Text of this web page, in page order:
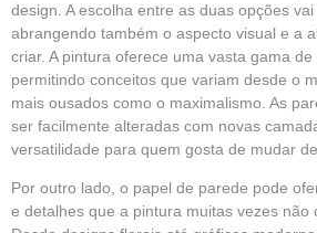
design. A escolha entre as duas opções vai
abrangendo também o aspecto visual e a
criar. A pintura oferece uma vasta gama
permitindo conceitos que variam desde o
mais ousados como o maximalismo. As
ser facilmente alteradas com novas
versatilidade para quem gosta de mudar
Por outro lado, o papel de parede pode
e detalhes que a pintura muitas vezes não